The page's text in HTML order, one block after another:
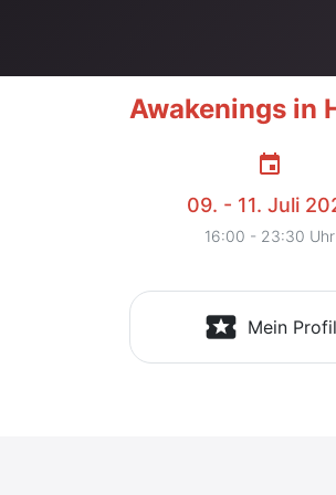
Awakenings in
event
09. - 11. Juli
16:00 - 23:30 Uhr
local_activity Mein Profil